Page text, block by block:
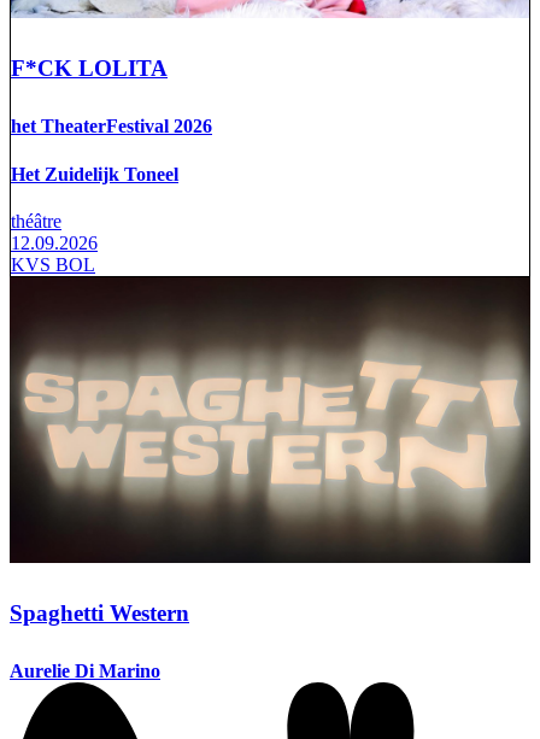
F*CK LOLITA
het TheaterFestival 2026
Het Zuidelijk Toneel
théâtre
12.09.2026
KVS BOL
Spaghetti Western
Aurelie Di Marino